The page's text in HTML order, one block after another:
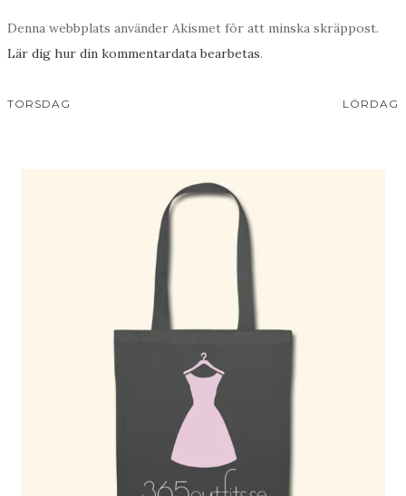
Denna webbplats använder Akismet för att minska skräppost.
Lär dig hur din kommentardata bearbetas.
TORSDAG LÖRDAG